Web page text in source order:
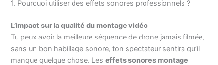
1. Pourquoi utiliser des effets sonores professionnels ?
L’impact sur la qualité du montage vidéo
Tu peux avoir la meilleure séquence de drone jamais filmée,
sans un bon habillage sonore, ton spectateur sentira qu’il
manque quelque chose. Leseffets sonores montage